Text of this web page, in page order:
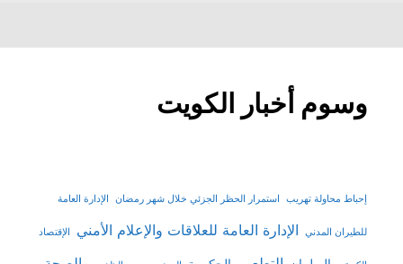
وسوم أخبار الكويت
إحباط محاولة تهريب استمرار الحظر الجزئي خلال شهر رمضان الإدارة العامة
للطيران المدني الإدارة العامة للعلاقات والإعلام الأمني الإقتصاد